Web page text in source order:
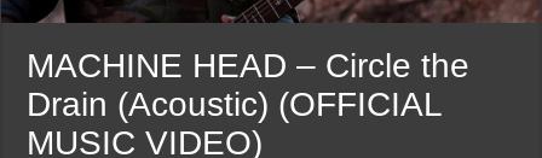
MACHINE HEAD – Circle the
Drain (Acoustic) (OFFICIAL
MUSIC VIDEO)